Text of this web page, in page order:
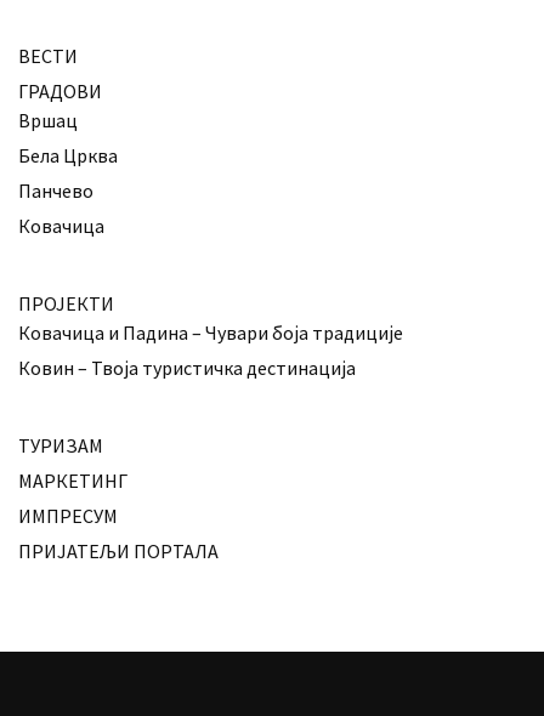
ВЕСТИ
ГРАДОВИ
Вршац
Бела Црква
Панчево
Ковачица
ПРОЈЕКТИ
Ковачица и Падина – Чувари боја традиције
Ковин – Твоја туристичка дестинација
ТУРИЗАМ
МАРКЕТИНГ
ИМПРЕСУМ
ПРИЈАТЕЉИ ПОРТАЛА